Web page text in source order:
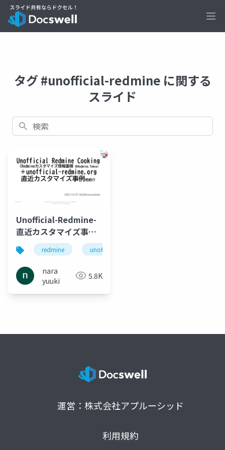
タグ #unofficial-redmine に関する
スライド
検索
Unofficial-Redmine-
直近カスタマイズ事例
紹介
redmine unofficial-redmine
nara
yuuki
5.8K
運営：株式会社アプルーシッド
利用規約